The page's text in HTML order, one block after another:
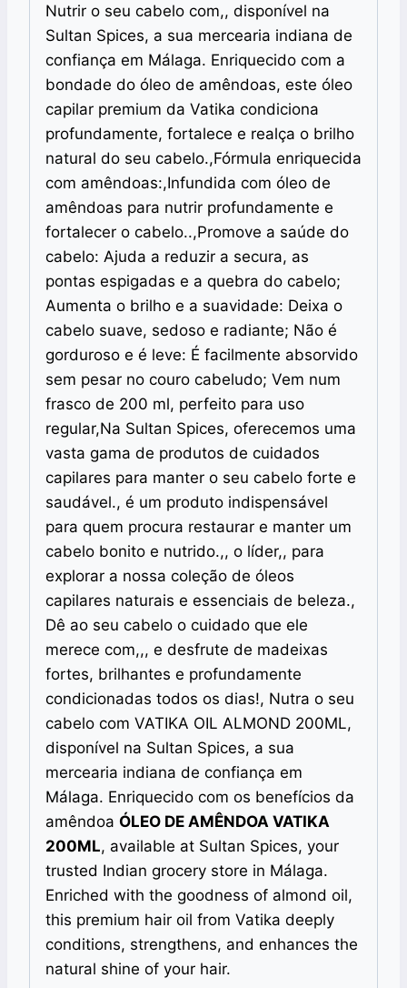
Nutrir o seu cabelo com,, disponível na
Sultan Spices, a sua mercearia indiana de
confiança em Málaga. Enriquecido com a
bondade do óleo de amêndoas, este óleo
capilar premium da Vatika condiciona
profundamente, fortalece e realça o brilho
natural do seu cabelo.,Fórmula enriquecida
com amêndoas:,Infundida com óleo de
amêndoas para nutrir profundamente e
fortalecer o cabelo..,Promove a saúde do
cabelo: Ajuda a reduzir a secura, as
pontas espigadas e a quebra do cabelo;
Aumenta o brilho e a suavidade: Deixa o
cabelo suave, sedoso e radiante; Não é
gorduroso e é leve: É facilmente absorvido
sem pesar no couro cabeludo; Vem num
frasco de 200 ml, perfeito para uso
regular,Na Sultan Spices, oferecemos uma
vasta gama de produtos de cuidados
capilares para manter o seu cabelo forte e
saudável., é um produto indispensável
para quem procura restaurar e manter um
cabelo bonito e nutrido.,, o líder,, para
explorar a nossa coleção de óleos
capilares naturais e essenciais de beleza.,
Dê ao seu cabelo o cuidado que ele
merece com,,, e desfrute de madeixas
fortes, brilhantes e profundamente
condicionadas todos os dias!, Nutra o seu
cabelo com VATIKA OIL ALMOND 200ML,
disponível na Sultan Spices, a sua
mercearia indiana de confiança em
Málaga. Enriquecido com os benefícios da
amêndoa ÓLEO DE AMÊNDOA VATIKA
200ML, available at Sultan Spices, your
trusted Indian grocery store in Málaga.
Enriched with the goodness of almond oil,
this premium hair oil from Vatika deeply
conditions, strengthens, and enhances the
natural shine of your hair.